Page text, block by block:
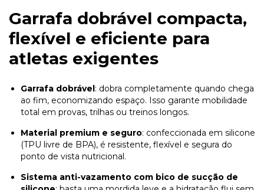
Garrafa dobrável compacta,
flexível e eficiente para
atletas exigentes
Garrafa dobrável: dobra completamente quando chega
ao fim, economizando espaço. Isso garante mobilidade
total em provas, trilhas ou treinos longos.
Material premium e seguro: confeccionada em silicone
(TPU livre de BPA), é resistente, flexível e segura do
ponto de vista nutricional.
Sistema anti-vazamento com bico de sucção de